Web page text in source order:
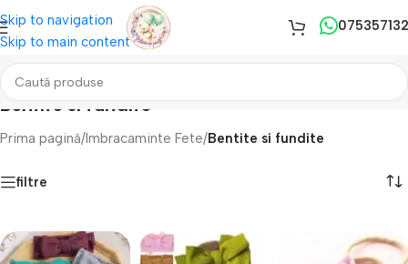
Skip to navigation
Skip to main content
Bentite si fundite
Prima pagină/Imbracaminte Fete/Bentite si fundite
filtre